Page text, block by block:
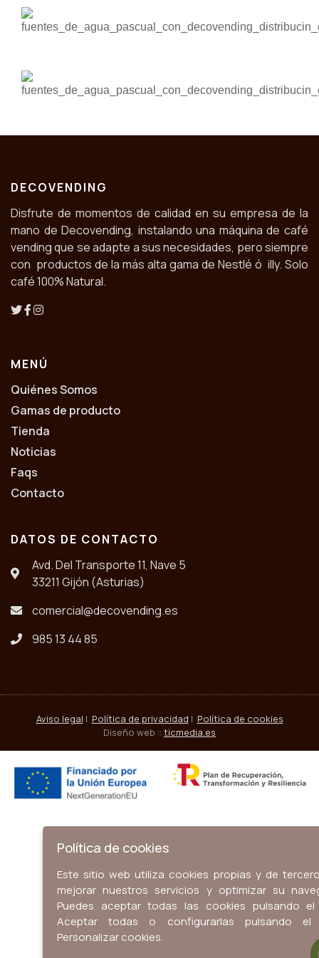
DECOVENDING
Disfrute de momentos de calidad en su empresa de la
mano de Decovending, instalando una máquina de café
vending que se adapte a sus necesidades, pero siempre
con productos de la más alta gama de Nestlé ó illy. Solo
café 100% Natural.
MENÚ
Quiénes Somos
Gamas de producto
Tienda
Noticias
Faqs
Contacto
DATOS DE CONTACTO
Avd. Del Transporte 11, Nave 5
33211 Gijón (Asturias)
comercial@decovending.es
985 13 44 85
Aviso legal | Política de privacidad | Política de cookies
Diseño web :: ticmedia.es
Política de cookies
Este sitio web utiliza cookies propias y de
mejorar nuestros servicios y optimizar su
Puedes aceptar todas las cookies pulsando
Aceptar todas o configurarlas pulsando el
Personalizar cookies.